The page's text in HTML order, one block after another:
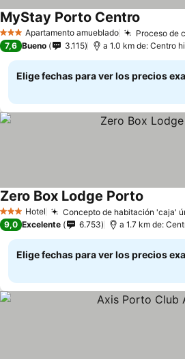
3 EstrellasApartamento amueblado Proceso de
MyStay Porto Centro
7,6 Bueno 3.115 a 1.0 km de: Centro
Elige fechas para ver los precios
3 Estrellas
Hotel Concepto de habitación 'caja'
Zero Box Lodge Porto
9,0 Excelente 6.753 a 1.7 km de:
Elige fechas para ver los precios